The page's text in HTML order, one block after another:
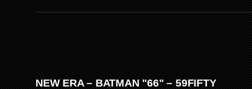
NEW ERA – BATMAN "66" – 59FIFTY